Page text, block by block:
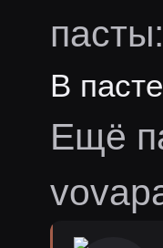
пасты:
В
Ещё